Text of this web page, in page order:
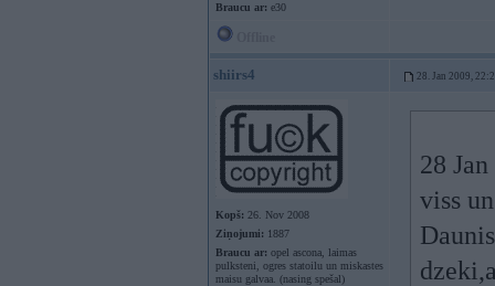
Braucu ar: e30
shiirs4 28. Jan 2009,
Kopš: 26. Nov 2008
Ziņojumi: 1887
Braucu ar: opel ascona, laimas
pulksteni, ogres statoilu un miskastes
maisu galvaa. (nasing spešal)
28
viss